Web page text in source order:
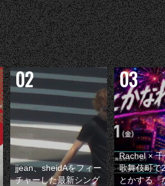
jjean、sheidAをフィー
チャーした最新シング
Rachel ×
歌舞伎町で
とかする『